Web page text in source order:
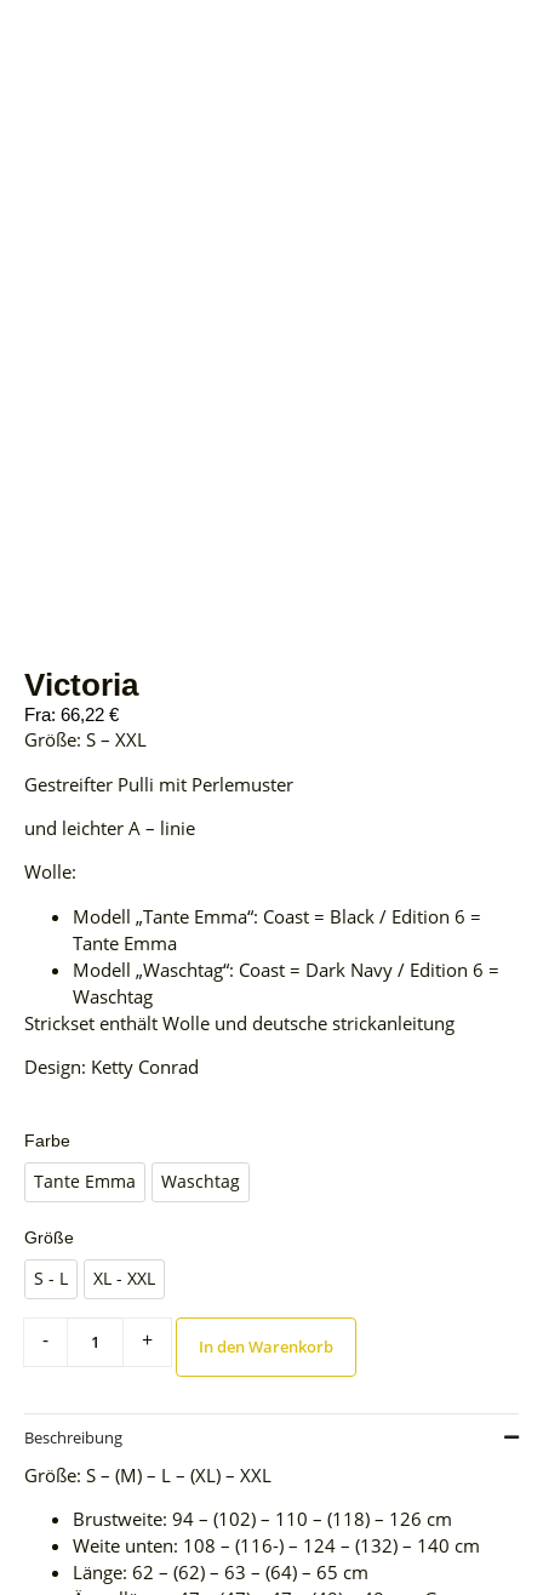
Victoria
Fra: 66,22 €
Größe: S – XXL
Gestreifter Pulli mit Perlemuster
und leichter A – linie
Wolle:
Modell „Tante Emma“: Coast = Black / Edition 6 =
Tante Emma
Modell „Waschtag“: Coast = Dark Navy / Edition 6 =
Waschtag
Strickset enthält Wolle und deutsche strickanleitung
Design: Ketty Conrad
Farbe
Tante Emma Waschtag
Größe
S - L XL - XXL
- + In den Warenkorb
Beschreibung
Größe: S – (M) – L – (XL) – XXL
Brustweite: 94 – (102) – 110 – (118) – 126 cm
Weite unten: 108 – (116-) – 124 – (132) – 140 cm
Länge: 62 – (62) – 63 – (64) – 65 cm